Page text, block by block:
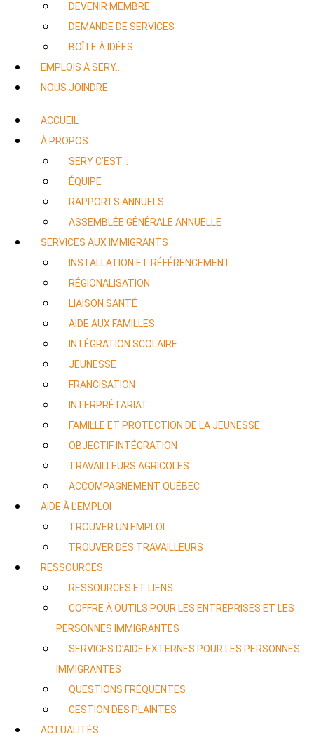
DEVENIR MEMBRE
DEMANDE DE SERVICES
BOÎTE À IDÉES
EMPLOIS À SERY…
NOUS JOINDRE
ACCUEIL
À PROPOS
SERY C’EST…
ÉQUIPE
RAPPORTS ANNUELS
ASSEMBLÉE GÉNÉRALE ANNUELLE
SERVICES AUX IMMIGRANTS
INSTALLATION ET RÉFÉRENCEMENT
RÉGIONALISATION
LIAISON SANTÉ
AIDE AUX FAMILLES
INTÉGRATION SCOLAIRE
JEUNESSE
FRANCISATION
INTERPRÉTARIAT
FAMILLE ET PROTECTION DE LA JEUNESSE
OBJECTIF INTÉGRATION
TRAVAILLEURS AGRICOLES
ACCOMPAGNEMENT QUÉBEC
AIDE À L’EMPLOI
TROUVER UN EMPLOI
TROUVER DES TRAVAILLEURS
RESSOURCES
RESSOURCES ET LIENS
COFFRE À OUTILS POUR LES ENTREPRISES ET LES
PERSONNES IMMIGRANTES
SERVICES D’AIDE EXTERNES POUR LES PERSONNES
IMMIGRANTES
QUESTIONS FRÉQUENTES
GESTION DES PLAINTES
ACTUALITÉS